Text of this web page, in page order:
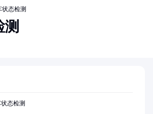
状态检测
测
态检测